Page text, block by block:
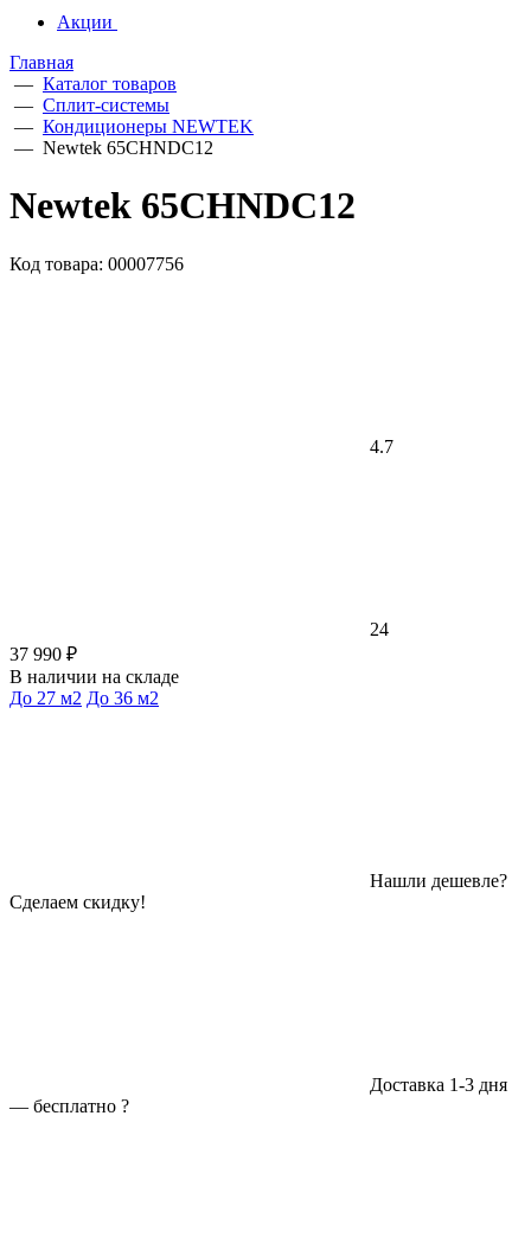
Акции
Главная
— Каталог товаров
— Сплит-системы
— Кондиционеры NEWTEK
— Newtek 65CHNDC12
Newtek 65CHNDC12
Код товара: 00007756
4.7
24
37 990 ₽
В наличии на складе
До 27 м2 До 36 м2
Нашли дешевле?
Сделаем скидку!
Доставка 1-3 дня
— бесплатно ?